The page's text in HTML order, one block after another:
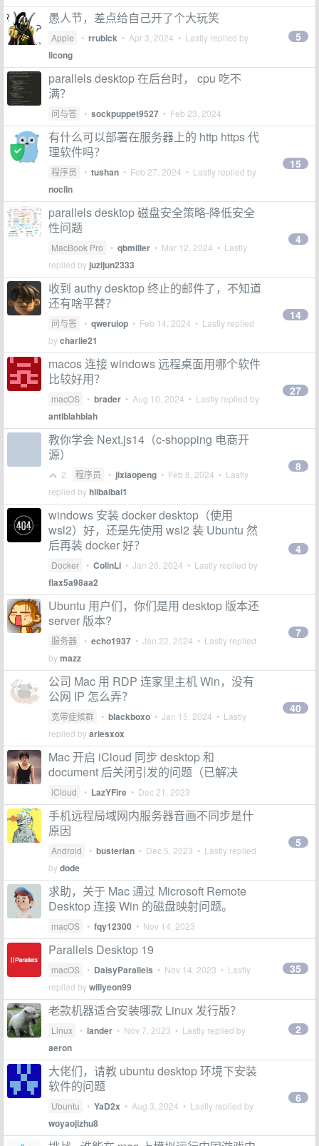
愚人节，差点给自己开了个大玩笑
Apple • rrubick • Apr 3, 2024 • Lastly replied by
licong
5
parallels desktop 在后台时， cpu 吃不
满？
问与答 • sockpuppet9527 • Feb 23, 2024
有什么可以部署在服务器上的 http https 代
理软件吗？
程序员 • tushan • Feb 27, 2024 • Lastly replied by
noclin
15
parallels desktop 磁盘安全策略-降低安全
性问题
MacBook Pro • qbmiller • Mar 12, 2024 • Lastly
replied by juzijun2333
4
收到 authy desktop 终止的邮件了，不知道
还有啥平替？
问与答 • qweruiop • Feb 14, 2024 • Lastly replied
bycharlie21
14
macos 连接 windows 远程桌面用哪个软件
比较好用？
macOS • brader • Aug 10, 2024 • Lastly replied by
antiblahblah
27
教你学会 Next.js14（c-shopping 电商开
源）
2 程序员 • jixiaopeng • Feb 8, 2024 • Lastly
replied byhlibaibai1
8
windows 安装 docker desktop（使用
wsl2）好，还是先使用 wsl2 装 Ubuntu 然
后再装 docker 好？
Docker • ColinLi • Jan 26, 2024 • Lastly replied by
flax5a98aa2
4
Ubuntu 用户们，你们是用 desktop 版本还
server 版本?
服务器 • echo1937 • Jan 22, 2024 • Lastly replied
bymazz
7
公司 Mac 用 RDP 连家里主机 Win，没有
公网 IP 怎么弄？
宽带症候群 • blackboxo • Jan 15, 2024 • Lastly
replied byariesxox
40
Mac 开启 iCloud 同步 desktop 和
document 后关闭引发的问题（已解决
iCloud • LazYFire • Dec 21, 2023
手机远程局域网内服务器音画不同步是什
原因
Android • busterian • Dec 5, 2023 • Lastly replied
bydode
5
求助，关于 Mac 通过 Microsoft Remote
Desktop 连接 Win 的磁盘映射问题。
macOS • fqy12300 • Nov 14, 2023
Parallels Desktop 19
macOS • DaisyParallels • Nov 14, 2023 • Lastly
replied bywillyeon99
35
老款机器适合安装哪款 Linux 发行版？
Linux • lander • Nov 7, 2023 • Lastly replied by
aeron
2
大佬们，请教 ubuntu desktop 环境下安装
软件的问题
Ubuntu • YaD2x • Aug 3, 2024 • Lastly replied by
woyaojizhu8
6